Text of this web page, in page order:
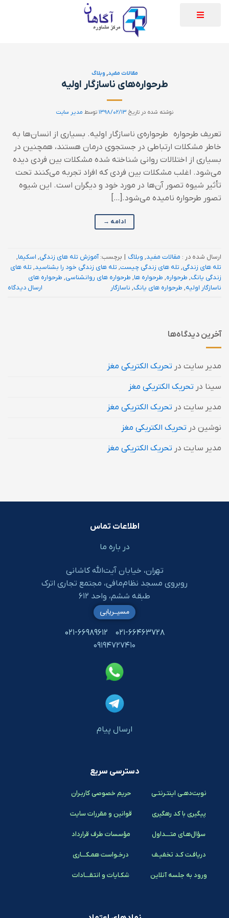
مقالات مفید, وبلاگ
طرحواره‌های ناسازگار اولیه
نوشته شده در تاریخ ۱۳۹۸/۰۲/۱۳ توسط مدیر سایت
تعریف طرحواره طرحواره‌ی ناسازگار اولیه. بسیاری از انسان‌ها به
خاطر مشکلات ارتباطی در جستجوی درمان هستند، همچنین در
بسیاری از اختلالات روانی شناخته شده مشکلات بین فردی دیده
می‌شود. اغلب مشکلات بین فردی که افراد تجربه می‌کنند تحت
تأثیر شیوه تصور آن‌ها در مورد خود و دیگران است. این شیوه
تصور طرحواره نامیده می‌شود.[…]
ادامه →
ارسال شده در : مقالات مفید, وبلاگ | برچسب:آموزش تله های زندگی, اسکیما,
تله های زندگی, تله های زندگی چیست, تله های زندگی خود را بشناسید, تله های
زندگی یانگ, طرحواره, طرحواره ها, طرحواره های روانشناسی, طرحواره های
ناسازگار اولیه, طرحواره های یانگ, ناسازگار ارسال دیدگاه
آخرین دیدگاه‌ها
مدیر سایت در تحریک الکتریکی مغز
سینا در تحریک الکتریکی مغز
مدیر سایت در تحریک الکتریکی مغز
نوشین در تحریک الکتریکی مغز
مدیر سایت در تحریک الکتریکی مغز
اطلاعات تماس
در باره ما
تهران، خیابان آیت‌الله کاشانی
روبروی مسجد نظام‌مافی، مجتمع تجاری اترک
طبقه ششم، واحد ۶۱۲
۰۲۱-۶۶۴۶۳۷۲۸
۰۲۱-۶۶۹۸۹۶۱۲
۰۹۱۹۴۷۲۷۴۱۰
ارسال پیام
مسیـریابی
دسترسی سریع
نوبت‌دهـی اینتـرنتـی
پیگیری با کد رهگیری
سؤال‌هـای متـــداول
دریافـت کـد تخفیـف
ورود به جلسه آنلاین
حریم خصوصی کاربـران
قوانین و مقررات سایت
مؤسسات طرف قرارداد
درخـواست همـکـــاری
شکـایات و انتقـــادات